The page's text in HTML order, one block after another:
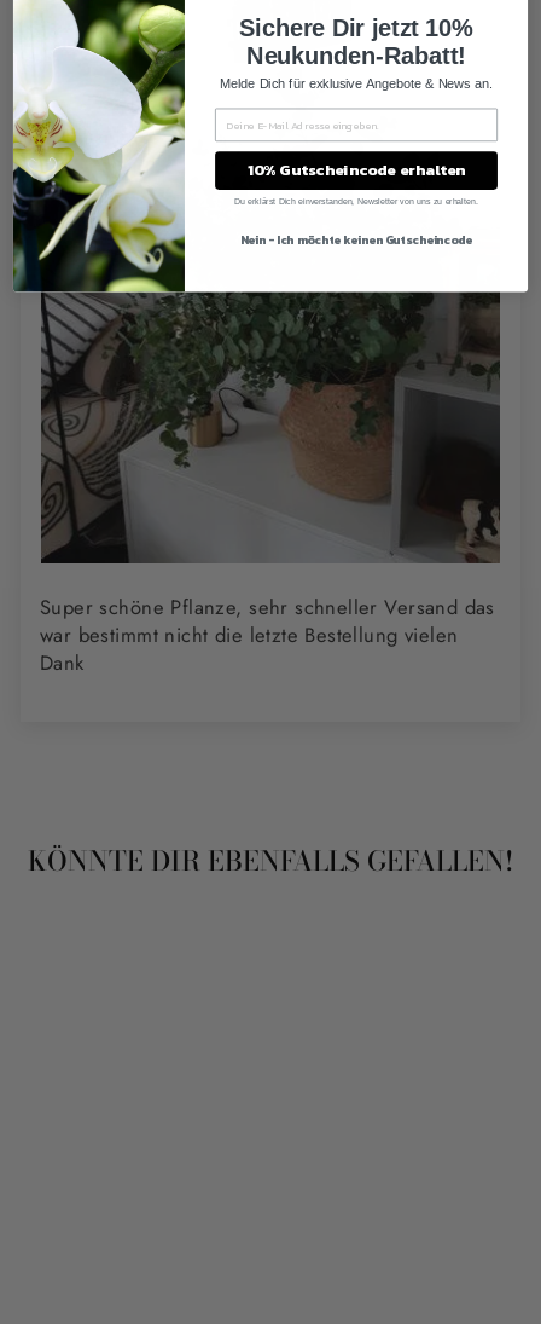
Super schöne Pflanze, sehr schneller Versand das
war bestimmt nicht die letzte Bestellung vielen
Dank
KÖNNTE DIR EBENFALLS GEFALLEN!
Sichere Dir jetzt 10%
Neukunden-Rabatt!
Melde Dich für exklusive Angebote & News an.
10% Gutscheincode erhalten
Du erklärst Dich einverstanden, Newsletter von uns zu erhalten.
Nein - Ich möchte keinen Gutscheincode